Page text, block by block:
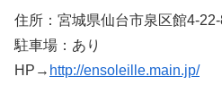
住所：宮城県仙台市泉区館4-
駐車場：あり
HP→ http://ensoleille.main.jp/